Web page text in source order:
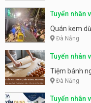
Tuyển nhân
Quán kem
Đà Nẵng
Tuyển nhân
Tiệm bánh
Đà Nẵng
Tuyển nhân